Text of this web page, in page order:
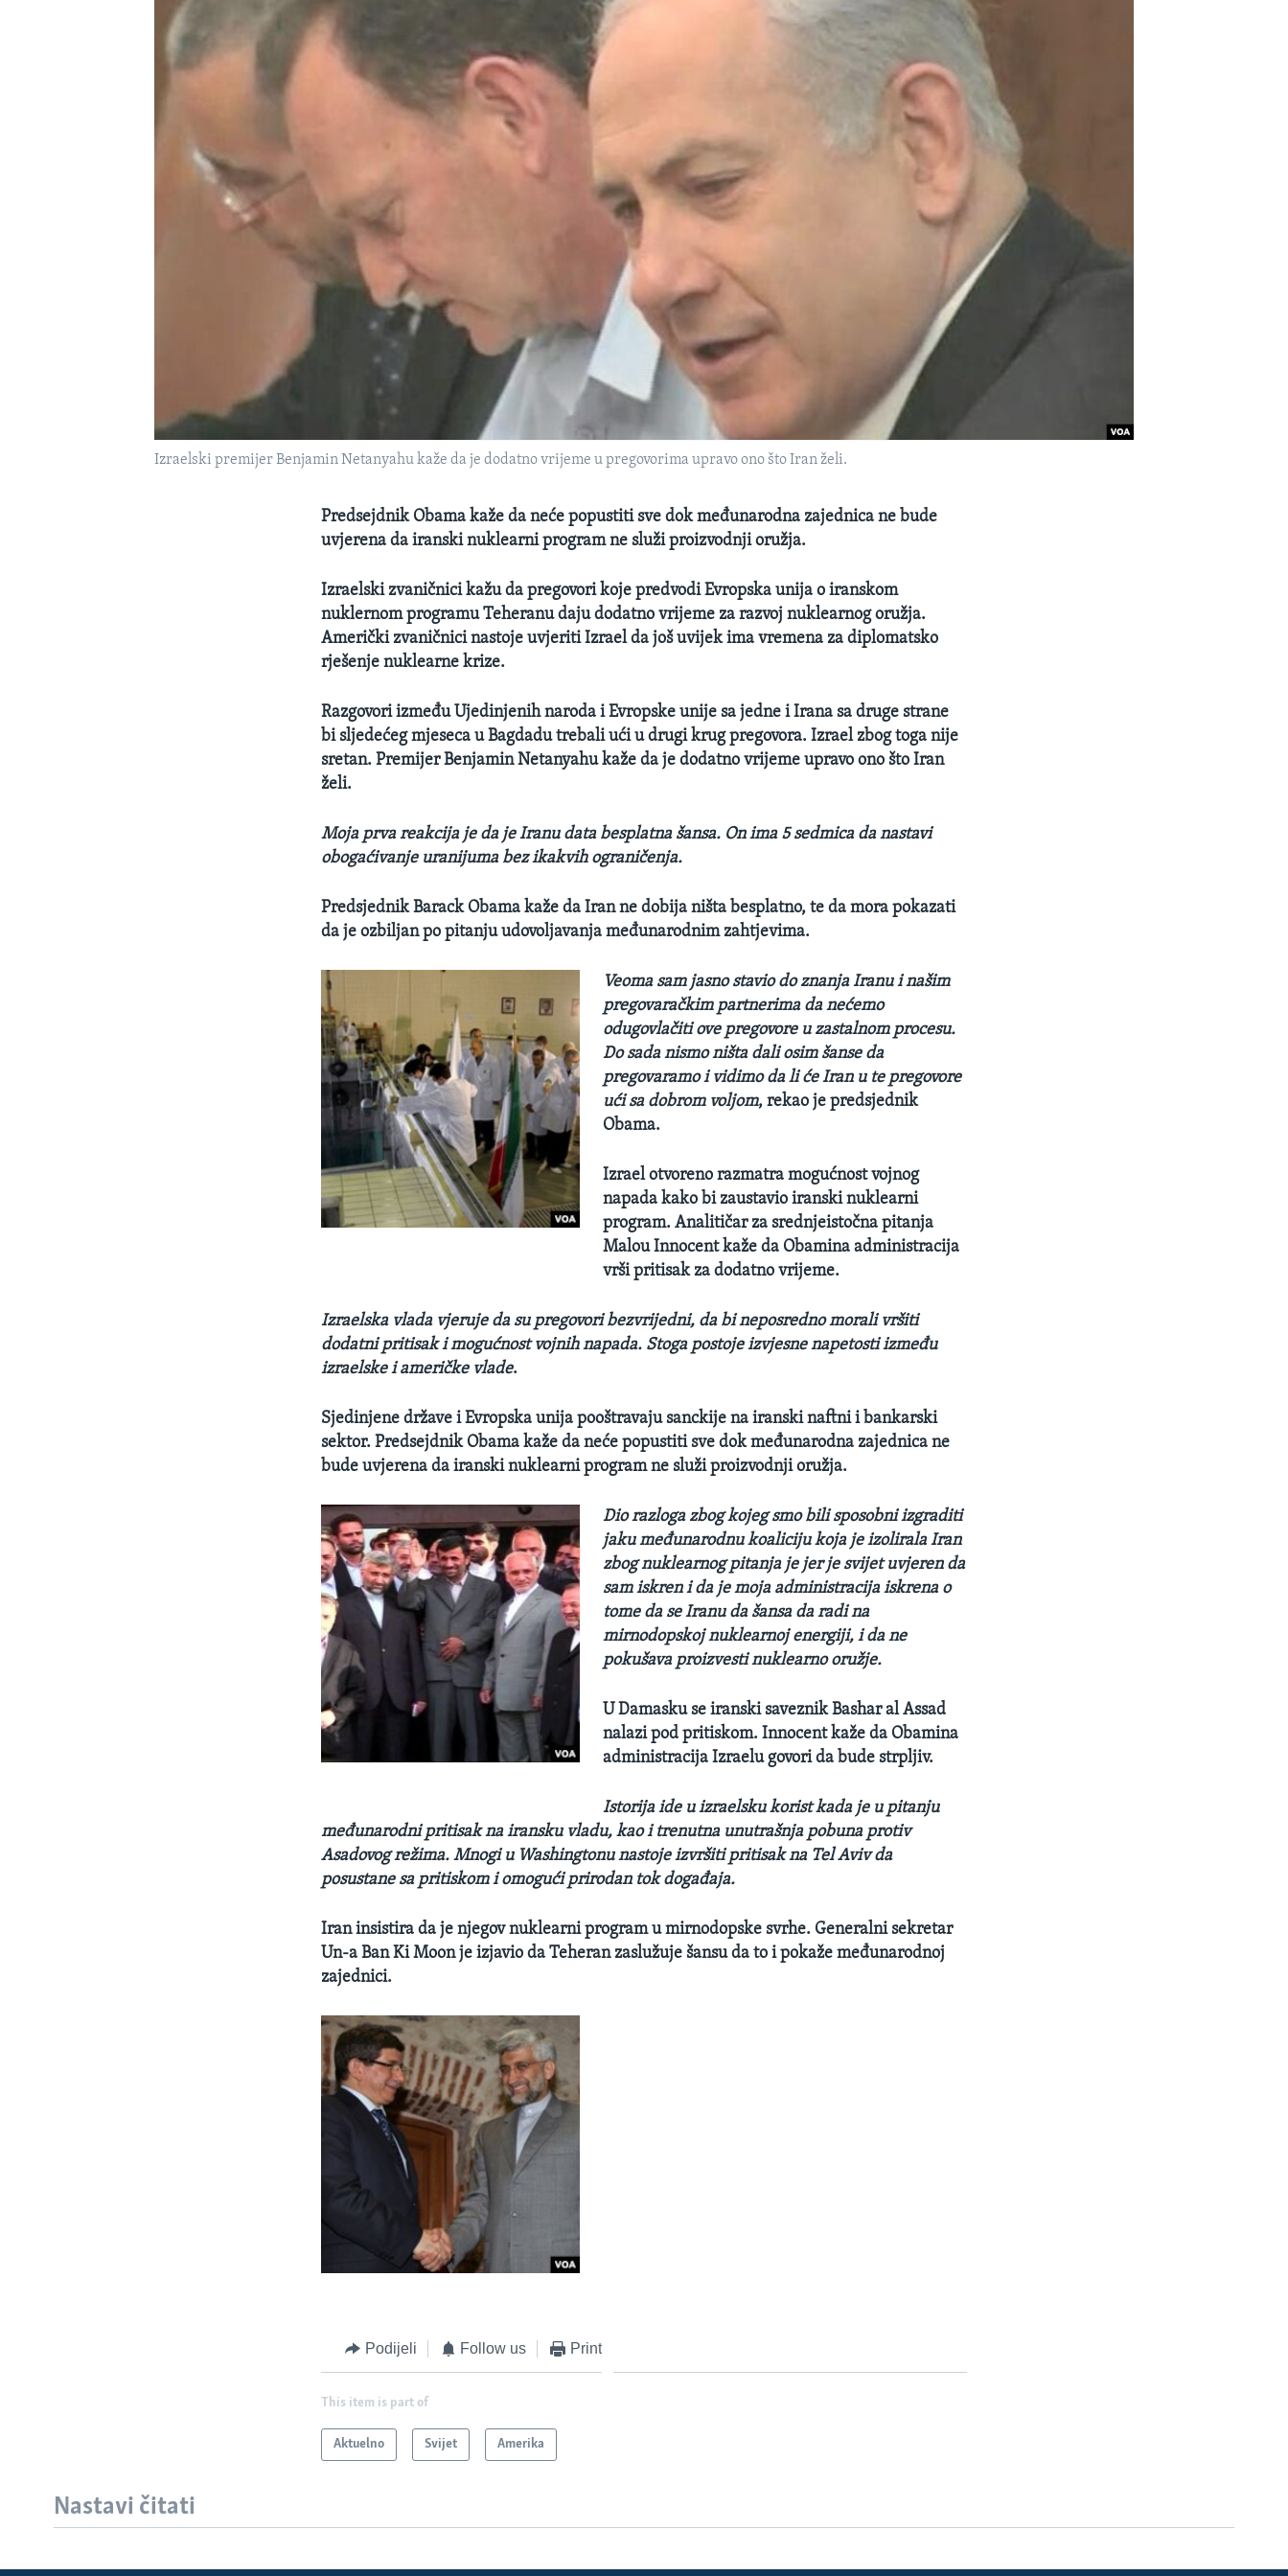
Izraelski premijer Benjamin Netanyahu kaže da je dodatno vrijeme u pregovorima upravo ono što Iran želi.
Predsejdnik Obama kaže da neće popustiti sve dok međunarodna zajednica ne bude
uvjerena da iranski nuklearni program ne služi proizvodnji oružja.
Izraelski zvaničnici kažu da pregovori koje predvodi Evropska unija o iranskom
nuklernom programu Teheranu daju dodatno vrijeme za razvoj nuklearnog oružja.
Američki zvaničnici nastoje uvjeriti Izrael da još uvijek ima vremena za diplomatsko
rješenje nuklearne krize.
Razgovori između Ujedinjenih naroda i Evropske unije sa jedne i Irana sa druge strane
bi sljedećeg mjeseca u Bagdadu trebali ući u drugi krug pregovora. Izrael zbog toga nije
sretan. Premijer Benjamin Netanyahu kaže da je dodatno vrijeme upravo ono što Iran
želi.
Moja prva reakcija je da je Iranu data besplatna šansa. On ima 5 sedmica da nastavi
obogaćivanje uranijuma bez ikakvih ograničenja.
Predsjednik Barack Obama kaže da Iran ne dobija ništa besplatno, te da mora pokazati
da je ozbiljan po pitanju udovoljavanja međunarodnim zahtjevima.
Veoma sam jasno stavio do znanja Iranu i našim
pregovaračkim partnerima da nećemo
odugovlačiti ove pregovore u zastalnom procesu.
Do sada nismo ništa dali osim šanse da
pregovaramo i vidimo da li će Iran u te pregovore
ući sa dobrom voljom, rekao je predsjednik
Obama.
Izrael otvoreno razmatra mogućnost vojnog
napada kako bi zaustavio iranski nuklearni
program. Analitičar za srednjeistočna pitanja
Malou Innocent kaže da Obamina administracija
vrši pritisak za dodatno vrijeme.
Izraelska vlada vjeruje da su pregovori bezvrijedni, da bi neposredno morali vršiti
dodatni pritisak i mogućnost vojnih napada. Stoga postoje izvjesne napetosti između
izraelske i američke vlade.
Sjedinjene države i Evropska unija pooštravaju sanckije na iranski naftni i bankarski
sektor. Predsejdnik Obama kaže da neće popustiti sve dok međunarodna zajednica ne
bude uvjerena da iranski nuklearni program ne služi proizvodnji oružja.
Dio razloga zbog kojeg smo bili sposobni izgraditi
jaku međunarodnu koaliciju koja je izolirala Iran
zbog nuklearnog pitanja je jer je svijet uvjeren da
sam iskren i da je moja administracija iskrena o
tome da se Iranu da šansa da radi na
mirnodopskoj nuklearnoj energiji, i da ne
pokušava proizvesti nuklearno oružje.
U Damasku se iranski saveznik Bashar al Assad
nalazi pod pritiskom. Innocent kaže da Obamina
administracija Izraelu govori da bude strpljiv.
Istorija ide u izraelsku korist kada je u pitanju
međunarodni pritisak na iransku vladu, kao i trenutna unutrašnja pobuna protiv
Asadovog režima. Mnogi u Washingtonu nastoje izvršiti pritisak na Tel Aviv da
posustane sa pritiskom i omogući prirodan tok događaja.
Iran insistira da je njegov nuklearni program u mirnodopske svrhe. Generalni sekretar
Un-a Ban Ki Moon je izjavio da Teheran zaslužuje šansu da to i pokaže međunarodnoj
zajednici.
Podijeli Follow us Print
This item is part of
Aktuelno Svijet Amerika
Nastavi čitati